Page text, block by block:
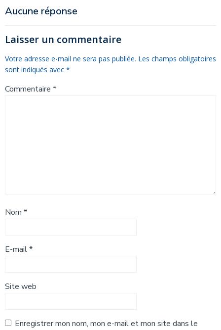
de
l’article l’article
Aucune réponse
Laisser un commentaire
Votre adresse e-mail ne sera pas publiée. Les champs obligatoires
sont indiqués avec *
Commentaire *
Nom *
E-mail*
Site web
Enregistrer mon nom, mon e-mail et mon site dans le